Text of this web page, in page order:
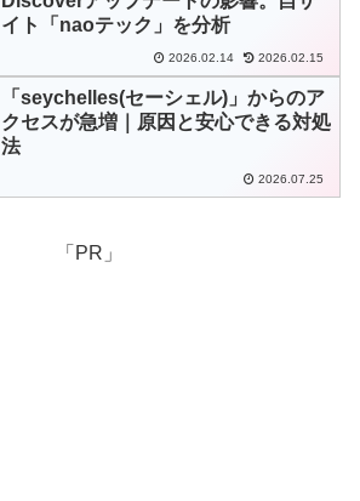
イト「naoテック」を分析
2026.02.14 2026.02.15
「seychelles(セーシェル)」からのア
クセスが急増｜原因と安心できる対処
法
2026.07.25
「PR」